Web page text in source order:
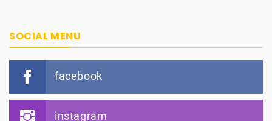
SOCIAL MENU
facebook
instagram